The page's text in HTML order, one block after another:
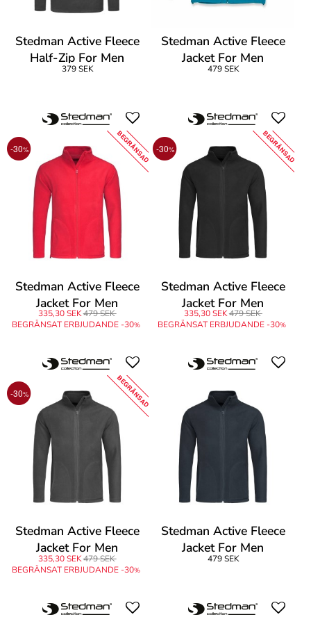
Stedman Active Fleece
Half-Zip For Men
379 SEK
Stedman Active Fleece
Jacket For Men
479 SEK
-30% BEGRÄNSAD
Stedman Active Fleece
Jacket For Men
335,30 SEK479 SEK
BEGRÄNSAT ERBJUDANDE -30%
-30% BEGRÄNSAD
Stedman Active Fleece
Jacket For Men
335,30 SEK479 SEK
BEGRÄNSAT ERBJUDANDE -30%
-30% BEGRÄNSAD
Stedman Active Fleece
Jacket For Men
335,30 SEK479 SEK
BEGRÄNSAT ERBJUDANDE -30%
Stedman Active Fleece
Jacket For Men
479 SEK